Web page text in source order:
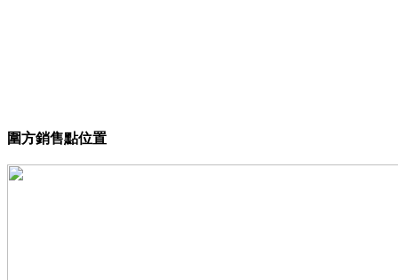
圍方銷售點位置